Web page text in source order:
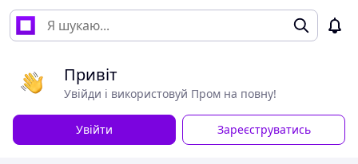
Привіт
Увійди і використовуй Пром на повну!
Увійти Зареєструватись